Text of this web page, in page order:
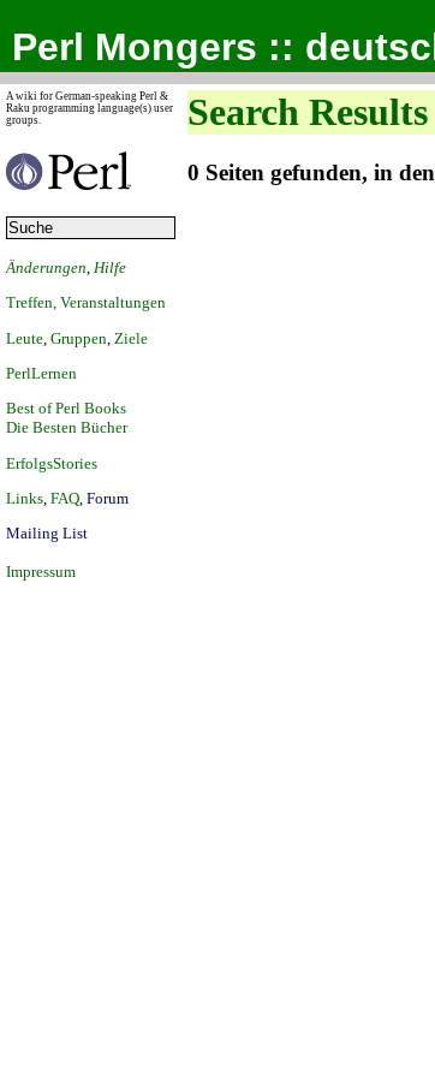
Perl Mongers ::
A wiki for German-speaking Perl &
Raku programming language(s) user
groups.
Änderungen Hilfe
Treffen, Veranstaltungen
Leute Gruppen Ziele
PerlLernen
Best of Perl Books
Die Besten Bücher
ErfolgsStories
Links FAQ Forum
Mailing List
Impressum
Search Results
0 Seiten gefunden, in